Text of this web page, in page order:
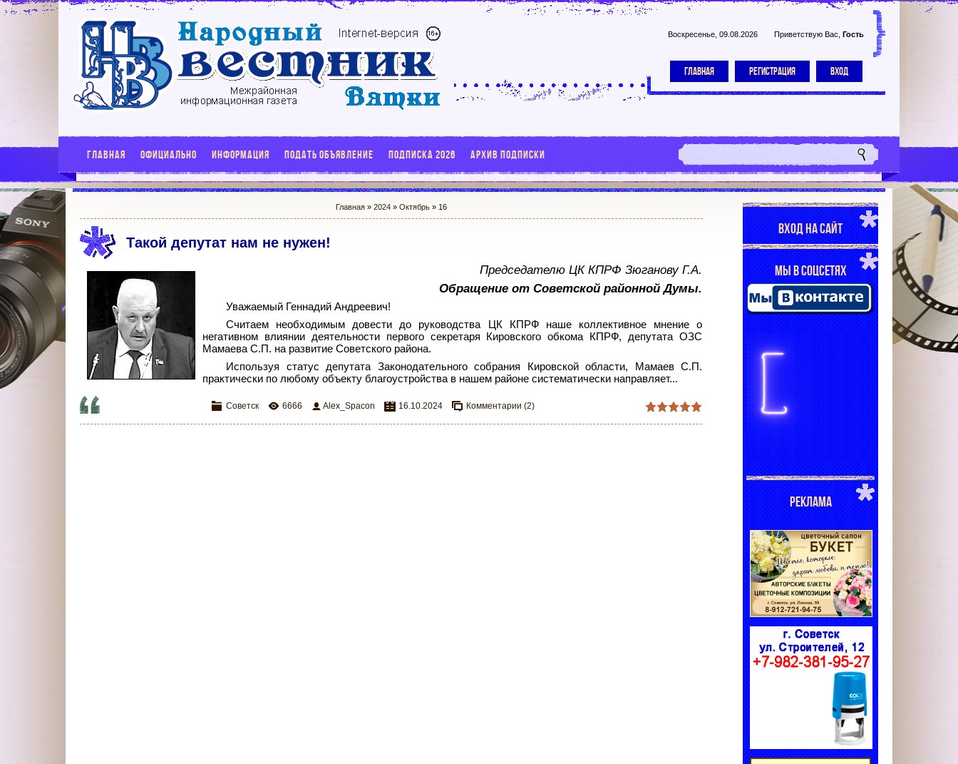
Воскресенье, 09.08.2026 Приветствую Вас Гость
ГЛАВНАЯ РЕГИСТРАЦИЯ ВХОД
ГЛАВНАЯ ОФИЦИАЛЬНО ИНФОРМАЦИЯ ПОДАТЬ ОБЪЯВЛЕНИЕ ПОДПИСКА 2026 АРХИВ ПОДПИСКИ
Главная» 2024 » Октябрь » 16
Такой депутат нам не нужен!
Председателю ЦК КПРФ Зюганову Г.А.
Обращение от Советской районной Думы.
Уважаемый Геннадий Андреевич!
Считаем необходимым довести до руководства ЦК КПРФ наше коллективное мнение о
негативном влиянии деятельности первого секретаря Кировского обкома КПРФ, депутата ОЗС
Мамаева С.П. на развитие Советского района.
Используя статус депутата Законодательного собрания Кировской области, Мамаев С.П.
практически по любому объекту благоустройства в нашем районе систематически направляет...
Советск 6666 Alex_Spacon 16.10.2024 Комментарии (2)
ВХОД НА САЙТ
МЫ В СОЦСЕТЯХ
РЕКЛАМА